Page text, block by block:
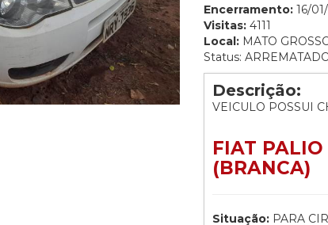
Encerramento: 16/
Visitas: 4111
Local: MATO
Status:
Descrição:
VEICULO POSSUI
FIAT PALIO
(BRANCA)
Situação: PARA